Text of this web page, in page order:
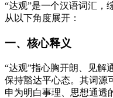
“达观”是一个汉语词汇，
从以下角度展开：
一、核心释义
“达观”指心胸开朗、见解
保持豁达平心态。其词源
申为明白事理、思想通透